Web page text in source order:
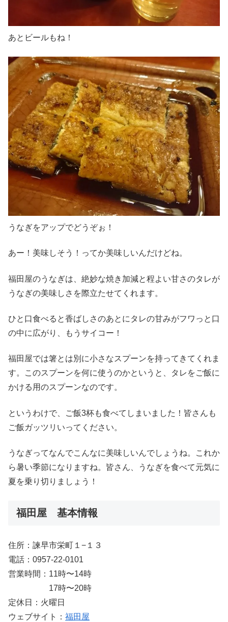
あとビールもね！
うなぎをアップでどうぞぉ！
あー！美味しそう！ってか美味しいんだけどね。
福田屋のうなぎは、絶妙な焼き加減と程よい甘さのタレが
うなぎの美味しさを際立たせてくれます。
ひと口食べると香ばしさのあとにタレの甘みがフワっと口
の中に広がり、もうサイコー！
福田屋では箸とは別に小さなスプーンを持ってきてくれま
す。このスプーンを何に使うのかというと、タレをご飯に
かける用のスプーンなのです。
というわけで、ご飯3杯も食べてしまいました！皆さんも
ご飯ガッツリいってください。
うなぎってなんでこんなに美味しいんでしょうね。これか
ら暑い季節になりますね。皆さん、うなぎを食べて元気に
夏を乗り切りましょう！
福田屋 基本情報
住所：諫早市栄町１−１３
電話：0957-22-0101
営業時間：11時〜14時
17時〜20時
定休日：火曜日
ウェブサイト： 福田屋